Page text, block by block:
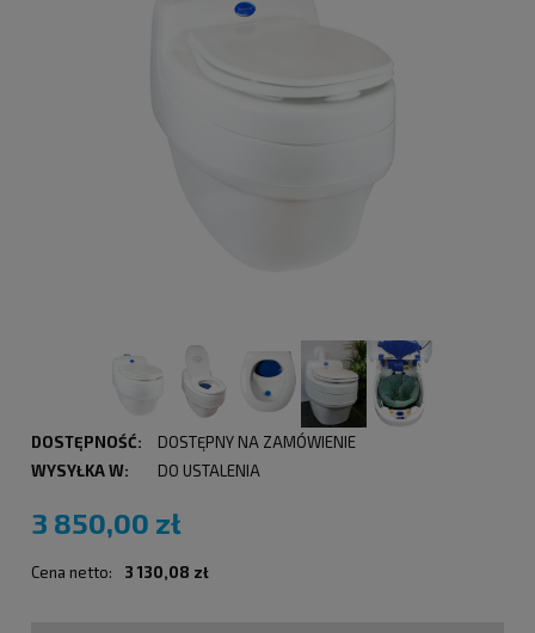
DOSTĘPNOŚĆ:
DOSTĘPNY NA ZAMÓWIENIE
WYSYŁKA W:
DO USTALENIA
3 850,00 zł
Cena netto: 3 130,08 zł